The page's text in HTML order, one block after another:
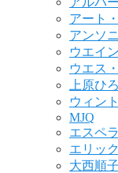
アート
アンソ
ウエイ
ウエス
上原ひ
ウィン
MJQ
エスペ
エリッ
大西順子